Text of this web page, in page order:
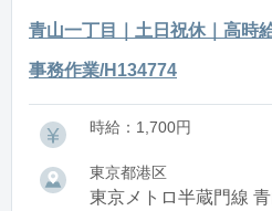
青山一丁目｜土日祝休｜高時
事務作業/H134774
時給：1,700円
東京都港区
東京メトロ半蔵門線